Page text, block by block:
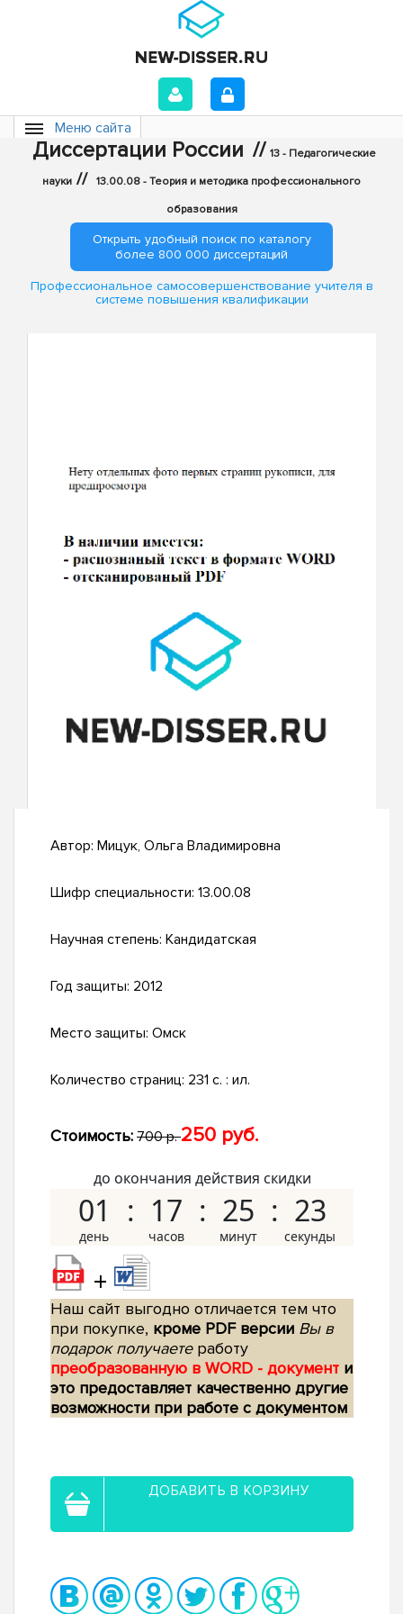
Меню сайта
Диссертации России // 13 - Педагогические
науки // 13.00.08 - Теория и методика профессионального
образования
Открыть удобный поиск по каталогу
более 800 000 диссертаций
Профессиональное самосовершенствование учителя в
системе повышения квалификации
Автор: Мицук, Ольга Владимировна
Шифр специальности: 13.00.08
Научная степень: Кандидатская
Год защиты: 2012
Место защиты: Омск
Количество страниц: 231 с. : ил.
Стоимость: 700 р.250 руб.
до окончания действия скидки
01 17 25 22
+
Наш сайт выгодно отличается тем что
при покупке, кроме PDF версии Вы в
подарок получаетеработу
преобразованную в WORD - документ и
это предоставляет качественно другие
возможности при работе с документом
ДОБАВИТЬ В КОРЗИНУ